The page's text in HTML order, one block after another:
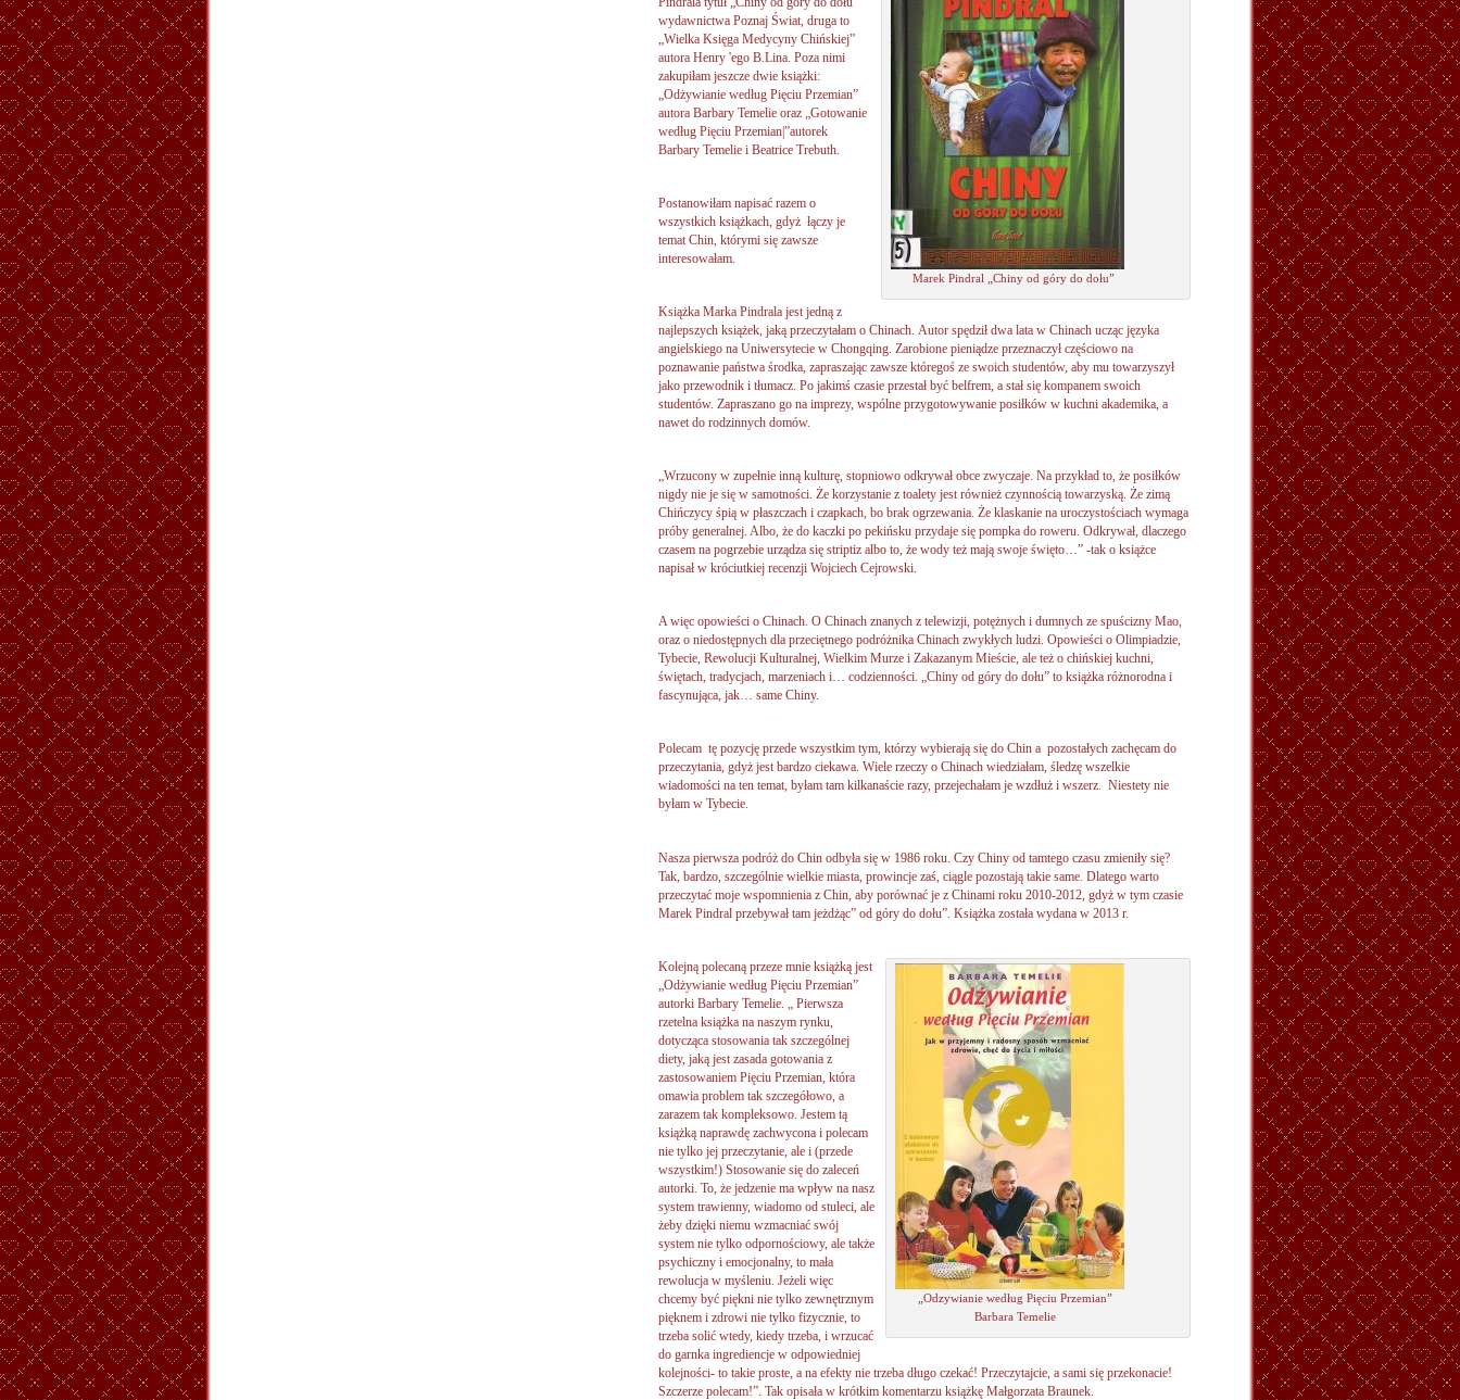
Marek Pindral „Chiny od góry do dołu”
wydawnictwa Poznaj Świat, druga to
„Wielka Księga Medycyny Chińskiej”
autora Henry 'ego B.Lina. Poza nimi
zakupiłam jeszcze dwie książki:
„Odżywianie według Pięciu Przemian”
autora Barbary Temelie oraz „Gotowanie
według Pięciu Przemian|”autorek
Barbary Temelie i Beatrice Trebuth.
Postanowiłam napisać razem o
wszystkich książkach, gdyż łączy je
temat Chin, którymi się zawsze
interesowałam.
Książka Marka Pindrala jest jedną z
najlepszych książek, jaką przeczytałam o Chinach. Autor spędził dwa lata w Chinach ucząc języka
angielskiego na Uniwersytecie w Chongqing. Zarobione pieniądze przeznaczył częściowo na
poznawanie państwa środka, zapraszając zawsze któregoś ze swoich studentów, aby mu towarzyszył
jako przewodnik i tłumacz. Po jakimś czasie przestał być belfrem, a stał się kompanem swoich
studentów. Zapraszano go na imprezy, wspólne przygotowywanie posiłków w kuchni akademika, a
nawet do rodzinnych domów.
„Wrzucony w zupełnie inną kulturę, stopniowo odkrywał obce zwyczaje. Na przykład to, że posiłków
nigdy nie je się w samotności. Że korzystanie z toalety jest również czynnością towarzyską. Że zimą
Chińczycy śpią w płaszczach i czapkach, bo brak ogrzewania. Że klaskanie na uroczystościach wymaga
próby generalnej. Albo, że do kaczki po pekińsku przydaje się pompka do roweru. Odkrywał, dlaczego
czasem na pogrzebie urządza się striptiz albo to, że wody też mają swoje święto…” -tak o książce
napisał w króciutkiej recenzji Wojciech Cejrowski.
A więc opowieści o Chinach. O Chinach znanych z telewizji, potężnych i dumnych ze spuścizny Mao,
oraz o niedostępnych dla przeciętnego podróżnika Chinach zwykłych ludzi. Opowieści o Olimpiadzie,
Tybecie, Rewolucji Kulturalnej, Wielkim Murze i Zakazanym Mieście, ale też o chińskiej kuchni,
świętach, tradycjach, marzeniach i… codzienności. „Chiny od góry do dołu” to książka różnorodna i
fascynująca, jak… same Chiny.
Polecam tę pozycję przede wszystkim tym, którzy wybierają się do Chin a pozostałych zachęcam do
przeczytania, gdyż jest bardzo ciekawa. Wiele rzeczy o Chinach wiedziałam, śledzę wszelkie
wiadomości na ten temat, byłam tam kilkanaście razy, przejechałam je wzdłuż i wszerz. Niestety nie
byłam w Tybecie.
Nasza pierwsza podróż do Chin odbyła się w 1986 roku. Czy Chiny od tamtego czasu zmieniły się?
Tak, bardzo, szczególnie wielkie miasta, prowincje zaś, ciągle pozostają takie same. Dlatego warto
przeczytać moje wspomnienia z Chin, aby porównać je z Chinami roku 2010-2012, gdyż w tym czasie
Marek Pindral przebywał tam jeżdżąc” od góry do dołu”. Książka została wydana w 2013 r.
„Odzywianie według Pięciu Przemian”
Barbara Temelie
Kolejną polecaną przeze mnie książką jest
„Odżywianie według Pięciu Przemian”
autorki Barbary Temelie. „ Pierwsza
rzetelna książka na naszym rynku,
dotycząca stosowania tak szczególnej
diety, jaką jest zasada gotowania z
zastosowaniem Pięciu Przemian, która
omawia problem tak szczegółowo, a
zarazem tak kompleksowo. Jestem tą
książką naprawdę zachwycona i polecam
nie tylko jej przeczytanie, ale i (przede
wszystkim!) Stosowanie się do zaleceń
autorki. To, że jedzenie ma wpływ na nasz
system trawienny, wiadomo od stuleci, ale
żeby dzięki niemu wzmacniać swój
system nie tylko odpornościowy, ale także
psychiczny i emocjonalny, to mała
rewolucja w myśleniu. Jeżeli więc
chcemy być piękni nie tylko zewnętrznym
pięknem i zdrowi nie tylko fizycznie, to
trzeba solić wtedy, kiedy trzeba, i wrzucać
do garnka ingrediencje w odpowiedniej
kolejności- to takie proste, a na efekty nie trzeba długo czekać! Przeczytajcie, a sami się przekonacie!
Szczerze polecam!”. Tak opisała w krótkim komentarzu książkę Małgorzata Braunek.